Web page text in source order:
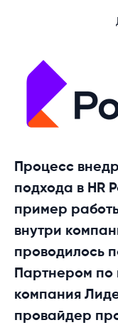
Процесс
подхода в HR
пример
внутри
проводилось
Партнером по
компания
провайдер